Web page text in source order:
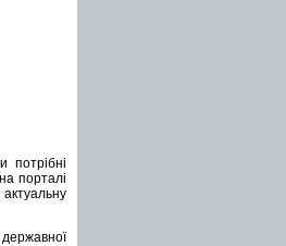
потрібні
порталі